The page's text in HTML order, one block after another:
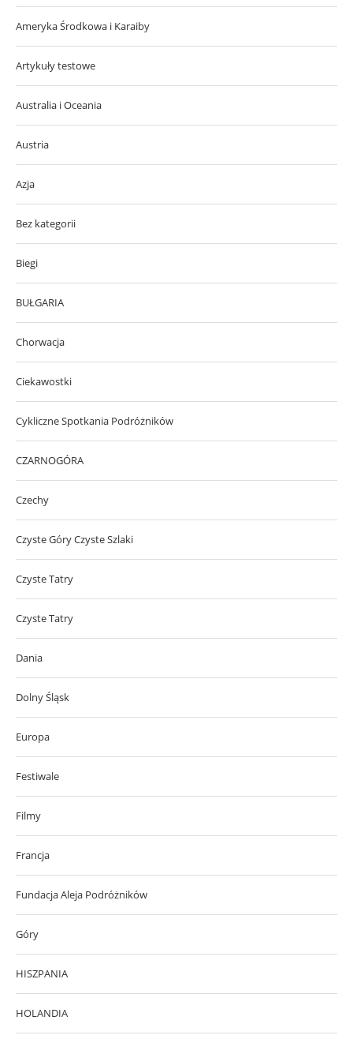
Ameryka Środkowa i Karaiby
Artykuły testowe
Australia i Oceania
Austria
Azja
Bez kategorii
Biegi
BUŁGARIA
Chorwacja
Ciekawostki
Cykliczne Spotkania Podróżników
CZARNOGÓRA
Czechy
Czyste Góry Czyste Szlaki
Czyste Tatry
Czyste Tatry
Dania
Dolny Śląsk
Europa
Festiwale
Filmy
Francja
Fundacja Aleja Podróżników
Góry
HISZPANIA
HOLANDIA